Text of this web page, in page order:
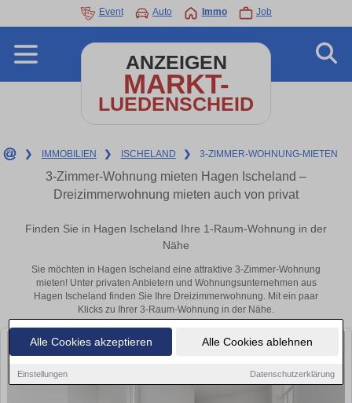
Alle Cookies akzeptieren Alle Cookies ablehnen
Einstellungen Datenschutzerklärung
Event Auto Immo Job
ANZEIGEN
MARKT-
LUEDENSCHEID
❯ IMMOBILIEN ❯ ISCHELAND ❯ 3-ZIMMER-WOHNUNG-MIETEN
3-Zimmer-Wohnung mieten Hagen Ischeland –
Dreizimmerwohnung mieten auch von privat
Finden Sie in Hagen Ischeland Ihre 1-Raum-Wohnung in der
Nähe
Sie möchten in Hagen Ischeland eine attraktive 3-Zimmer-Wohnung
mieten! Unter privaten Anbietern und Wohnungsunternehmen aus
Hagen Ischeland finden Sie Ihre Dreizimmerwohnung. Mit ein paar
Klicks zu Ihrer 3-Raum-Wohnung in der Nähe.